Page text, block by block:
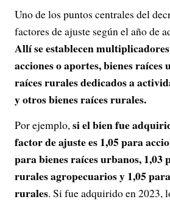
Uno de los puntos centrales del
factores de ajuste según el año de
Allí se establecen
acciones o aportes, bienes raíces
raíces rurales dedicados a
y otros bienes raíces rurales.
Por ejemplo,si el bien fue
factor de ajuste es 1,05 para
para bienes raíces urbanos, 1,03
rurales agropecuarios y 1,05
rurales. Si fue adquirido en 2023,